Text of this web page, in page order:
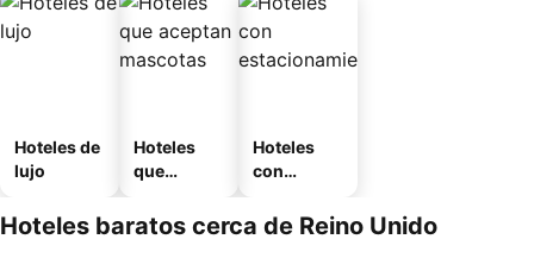
Hoteles de
lujo
Hoteles
que
mascotas
Hoteles
con
miento
Hoteles baratos cerca de Reino Unido